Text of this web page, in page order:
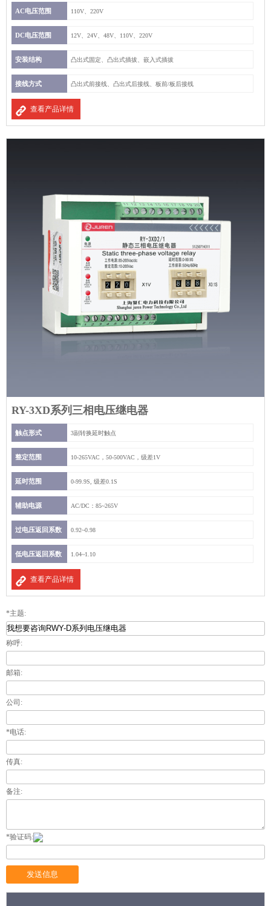
AC电压范围 110V、220V
DC电压范围 12V、24V、48V、110V、220V
安装结构 凸出式固定、凸出式插拔、嵌入式插拔
接线方式 凸出式前接线、凸出式后接线、板前/板后接线
查看产品详情
RY-3XD系列三相电压继电器
触点形式 3副转换延时触点
整定范围 10-265VAC，50-500VAC，级差1V
延时范围 0-99.9S, 级差0.1S
辅助电源 AC/DC：85~265V
过电压返回系数 0.92~0.98
低电压返回系数 1.04~1.10
查看产品详情
*主题:
称呼:
邮箱:
公司:
*电话:
传真:
备注:
*验证码: